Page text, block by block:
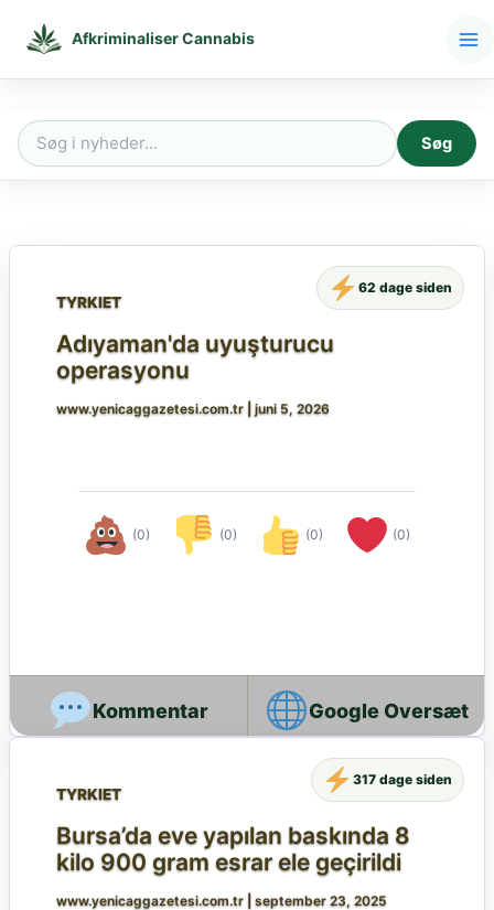
Afkriminaliser Cannabis
Søg
Søg
TYRKIET
Adıyaman'da uyuşturucu
operasyonu
www.yenicaggazetesi.com.tr juni 5, 2026
(0) (0) (0) (0)
62 dage siden
Google Oversæt
TYRKIET
Bursa’da eve yapılan baskında 8
kilo 900 gram esrar ele geçirildi
www.yenicaggazetesi.com.tr september 23, 2025
317 dage siden